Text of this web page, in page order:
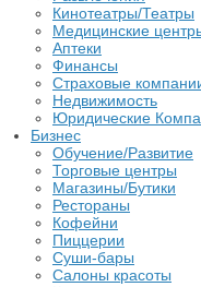
Кинотеатры/Театры
Медицинские
Аптеки
Финансы
Страховые
Недвижимость
Юридические
Бизнес
Обучение/Развитие
Торговые центры
Магазины/Бутики
Рестораны
Кофейни
Пиццерии
Суши-бары
Салоны красоты